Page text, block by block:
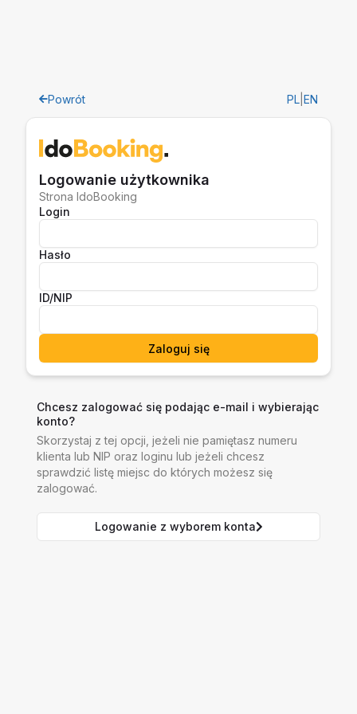
Powrót PL EN
Logowanie użytkownika
Strona IdoBooking
Login
Hasło
ID/NIP
Zaloguj się
Chcesz zalogować się podając e-mail i wybierając
konto?
Skorzystaj z tej opcji, jeżeli nie pamiętasz numeru
klienta lub NIP oraz loginu lub jeżeli chcesz
sprawdzić listę miejsc do których możesz się
zalogować.
Logowanie z wyborem konta